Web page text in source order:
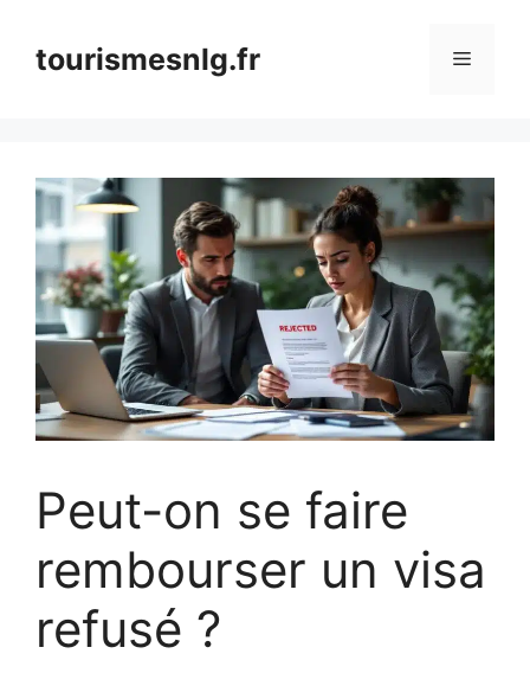
contenutourismesnlg.fr Menu
Peut-on se faire
rembourser un visa
refusé ?